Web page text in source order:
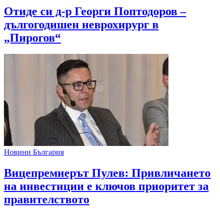
Отиде си д-р Георги Поптодоров –
дългогодишен неврохирург в
„Пирогов“
Новини България
Вицепремиерът Пулев: Привличането
на инвестиции е ключов приоритет за
правителството